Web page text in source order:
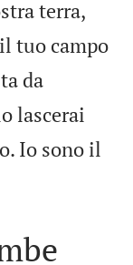
terra,
tuo campo
da
lascerai
Io sono il